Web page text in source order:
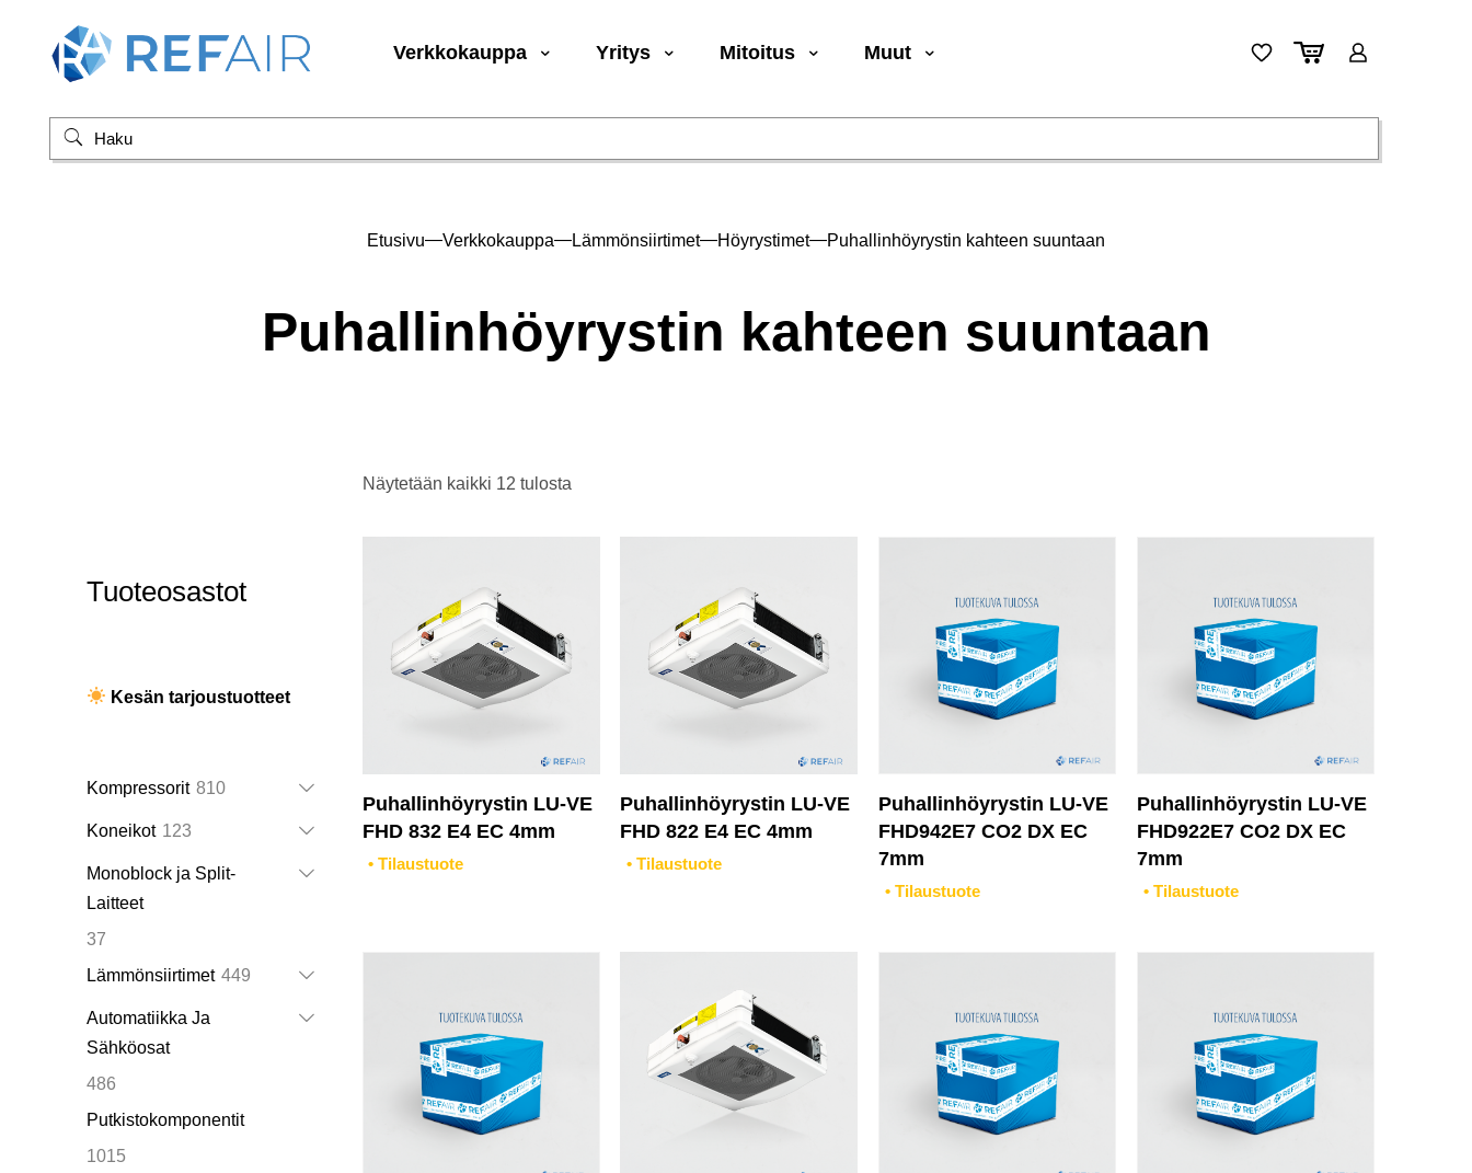
Verkkokauppa Yritys Mitoitus Muut
Etusivu—Verkkokauppa—Lämmönsiirtimet—Höyrystimet—Puhallinhöyrystin kahteen suuntaan
Puhallinhöyrystin kahteen suuntaan
Tuoteosastot
Kesän tarjoustuotteet
Kompressorit 810810
Koneikot 123
Monoblock ja Split-
Laitteet
37
tuotetta
Lämmönsiirtimet 449
Automatiikka Ja
Sähköosat
486
tuotetta
Putkistokomponentit
1015
Näytetään kaikki 12 tulostaSuosituimmat
Puhallinhöyrystin LU-VE
FHD 832 E4 EC 4mm
• Tilaustuote
Puhallinhöyrystin LU-VE
FHD 822 E4 EC 4mm
• Tilaustuote
Puhallinhöyrystin LU-VE
FHD942E7 CO2 DX EC
7mm
• Tilaustuote
Puhallinhöyrystin LU-VE
FHD922E7 CO2 DX EC
7mm
• Tilaustuote